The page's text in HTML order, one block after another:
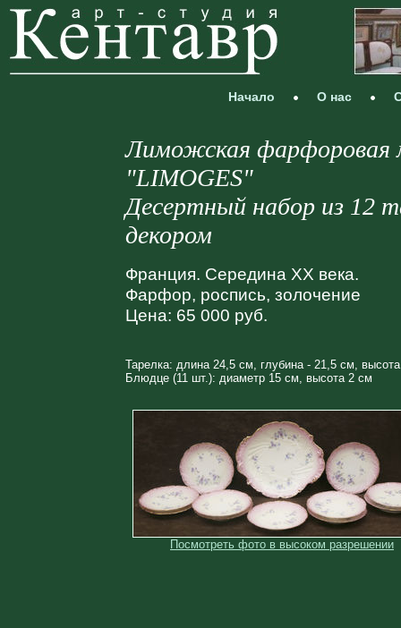
Начало О нас
Лиможская фарфоровая
"LIMOGES"
Десертный набор из 12
декором
Франция. Середина XX века.
Фарфор, роспись, золочение
Цена: 65 000 руб.
Тарелка: длина 24,5 см, глубина - 21,5 см,
Блюдце (11 шт.): диаметр 15 см, высота 2 см
Посмотреть фото в высоком разрешении